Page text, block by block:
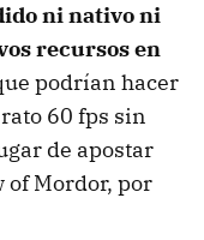
ni nativo ni
recursos en
podrían hacer
60 fps sin
de apostar
of Mordor, por